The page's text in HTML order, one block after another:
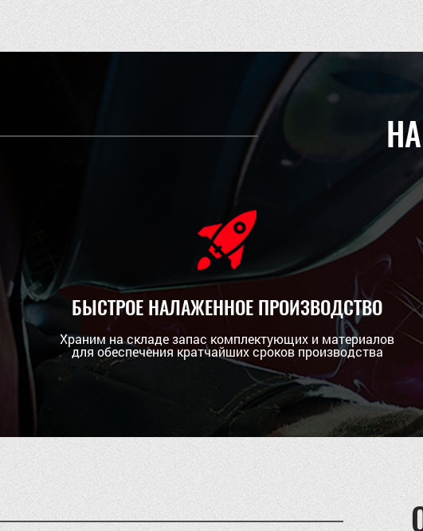
БЫСТРОЕ НАЛАЖЕННОЕ ПРОИЗВОДСТВО
Храним на складе запас комплектующих и материалов
для обеспечения кратчайших сроков производства